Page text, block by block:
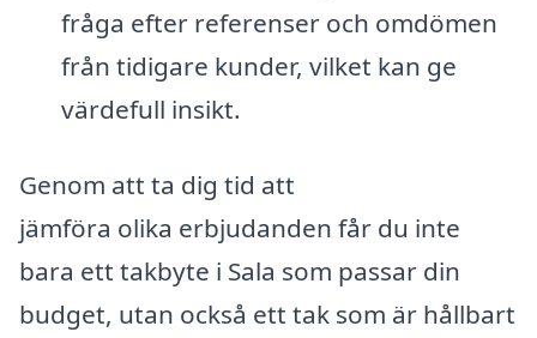
fråga efter referenser och omdömen
från tidigare kunder, vilket kan ge
värdefull insikt.
Genom att ta dig tid att
jämföra olika erbjudanden får du inte
bara ett takbyte i Sala som passar din
budget, utan också ett tak som är hållbart